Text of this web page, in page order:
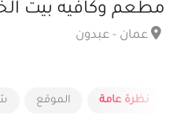
مطعم وكافيه بيت
عمان - عبدون
نظرة عامة الموقع